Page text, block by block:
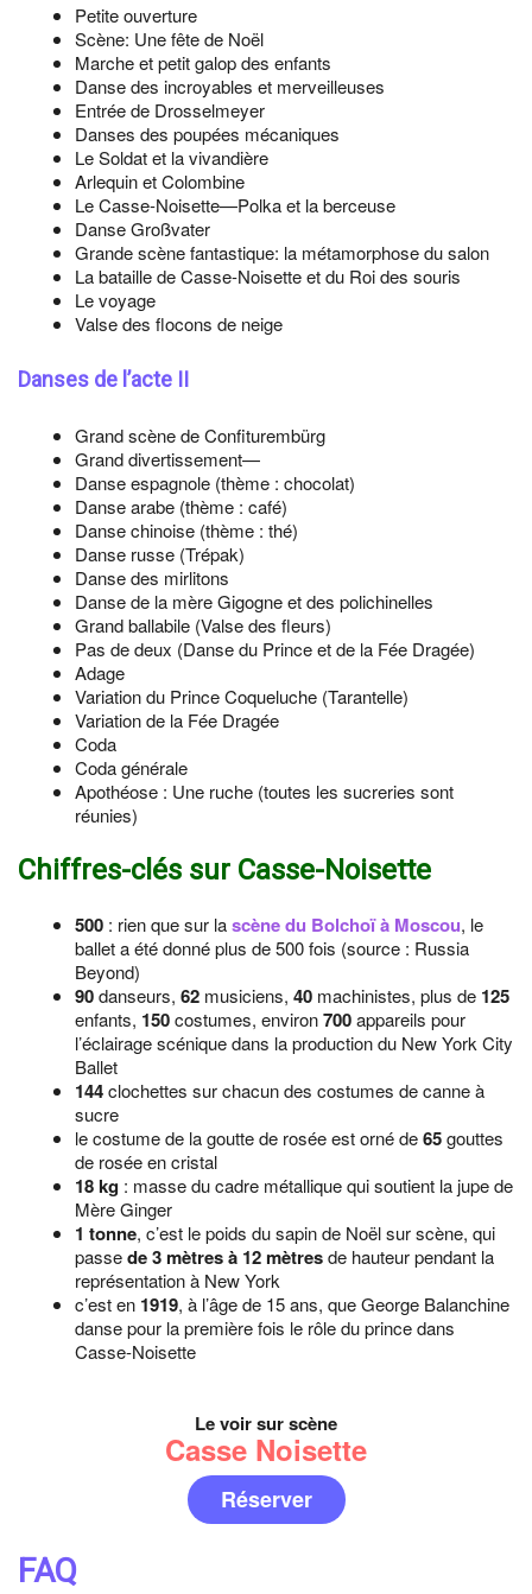
Petite ouverture
Scène: Une fête de Noël
Marche et petit galop des enfants
Danse des incroyables et merveilleuses
Entrée de Drosselmeyer
Danses des poupées mécaniques
Le Soldat et la vivandière
Arlequin et Colombine
Le Casse-Noisette—Polka et la berceuse
Danse Großvater
Grande scène fantastique: la métamorphose du salon
La bataille de Casse-Noisette et du Roi des souris
Le voyage
Valse des flocons de neige
Danses de l’acte II
Grand scène de Confiturembürg
Grand divertissement—
Danse espagnole (thème : chocolat)
Danse arabe (thème : café)
Danse chinoise (thème : thé)
Danse russe (Trépak)
Danse des mirlitons
Danse de la mère Gigogne et des polichinelles
Grand ballabile (Valse des fleurs)
Pas de deux (Danse du Prince et de la Fée Dragée)
Adage
Variation du Prince Coqueluche (Tarantelle)
Variation de la Fée Dragée
Coda
Coda générale
Apothéose : Une ruche (toutes les sucreries sont
réunies)
Chiffres-clés sur Casse-Noisette
500 : rien que sur lascène du Bolchoï à Moscou, le
ballet a été donné plus de 500 fois (source : Russia
Beyond)
90danseurs, 62 musiciens, 40 machinistes, plus de 125
enfants, 150costumes, environ700appareils pour
l’éclairage scénique dans la production du New York City
Ballet
144clochettes sur chacun des costumes de canne à
sucre
le costume de la goutte de rosée est orné de65gouttes
de rosée en cristal
18 kg : masse du cadre métallique qui soutient la jupe de
Mère Ginger
1 tonne, c’est le poids du sapin de Noël sur scène, qui
passede 3 mètres à 12 mètresde hauteur pendant la
représentation à New York
c’est en 1919, à l’âge de 15 ans, que George Balanchine
danse pour la première fois le rôle du prince dans
Casse-Noisette
Le voir sur scène
Casse Noisette
Réserver
FAQ